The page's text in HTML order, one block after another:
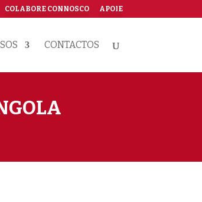
COLABORE CONNOSCO APOIE
CONTACTOS